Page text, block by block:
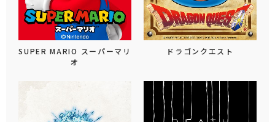
SUPER MARIO スーパーマリ
オ
ドラゴンクエスト